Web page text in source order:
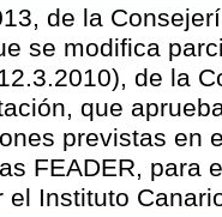
de la
se modifica
de la
que
previstas en
FEADER, para
el Instituto